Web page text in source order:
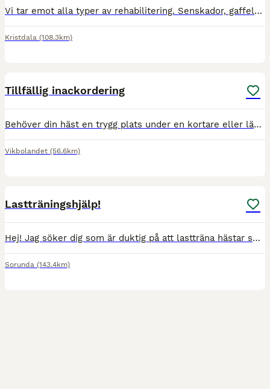
Vi tar emot alla typer av rehabilitering. Senskador, gaffelband, vård efter operation exempelvis lösa benbitar, boxvila mm. Vi jobbar med stötvåg, laser, elektroterapi och massage. Nära samarbete med
Kristdala (108.3km)
Tillfällig inackordering
Behöver din häst en trygg plats under en kortare eller längre period? Vi erbjuder tillfällig inackordering för hästar vars ägare exempelvis ska resa bort, behöver avlastning under en period eller öns
Vikbolandet (56.6km)
Lastträningshjälp!
Hej! Jag söker dig som är duktig på att lastträna hästar som har möjlighet att komma ut till mig och min häst på gården. Jag har väldigt länge försökt träna honom själv men lyckas inte helt. Jag ser g
Sorunda (143.4km)